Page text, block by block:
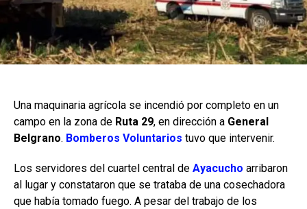
Una maquinaria agrícola se incendió por completo en un
campo en la zona de Ruta 29, en dirección a General
Belgrano. Bomberos Voluntarios tuvo que intervenir.
Los servidores del cuartel central de Ayacucho arribaron
al lugar y constataron que se trataba de una cosechadora
que había tomado fuego. A pesar del trabajo de los